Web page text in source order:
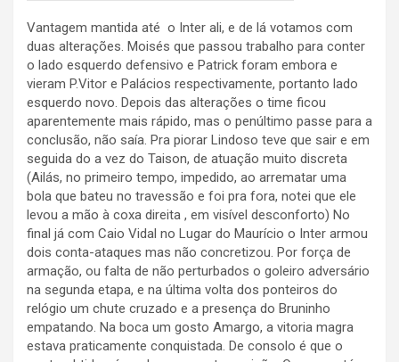
Vantagem mantida até o Inter ali, e de lá votamos com
duas alterações. Moisés que passou trabalho para conter
o lado esquerdo defensivo e Patrick foram embora e
vieram P.Vitor e Palácios respectivamente, portanto lado
esquerdo novo. Depois das alterações o time ficou
aparentemente mais rápido, mas o penúltimo passe para a
conclusão, não saía. Pra piorar Lindoso teve que sair e em
seguida do a vez do Taison, de atuação muito discreta
(Ailás, no primeiro tempo, impedido, ao arrematar uma
bola que bateu no travessão e foi pra fora, notei que ele
levou a mão à coxa direita , em visível desconforto) No
final já com Caio Vidal no Lugar do Maurício o Inter armou
dois conta-ataques mas não concretizou. Por força de
armação, ou falta de não perturbados o goleiro adversário
na segunda etapa, e na última volta dos ponteiros do
relógio um chute cruzado e a presença do Bruninho
empatando. Na boca um gosto Amargo, a vitoria magra
estava praticamente conquistada. De consolo é que o